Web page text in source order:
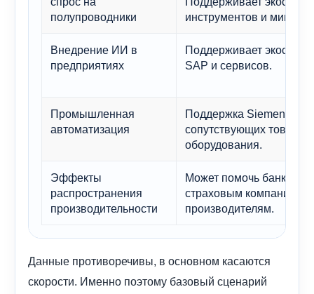
полупроводники
инструментов и
Внедрение ИИ в
предприятиях
Поддерживает
SAP и сервисов.
Промышленная
автоматизация
Поддержка Siemens и
сопутствующих товаров
оборудования.
Эффекты
распространения
производительности
Может помочь банкам,
страховым компаниям и
производителям.
Данные противоречивы, в основном касаются
скорости. Именно поэтому базовый сценарий